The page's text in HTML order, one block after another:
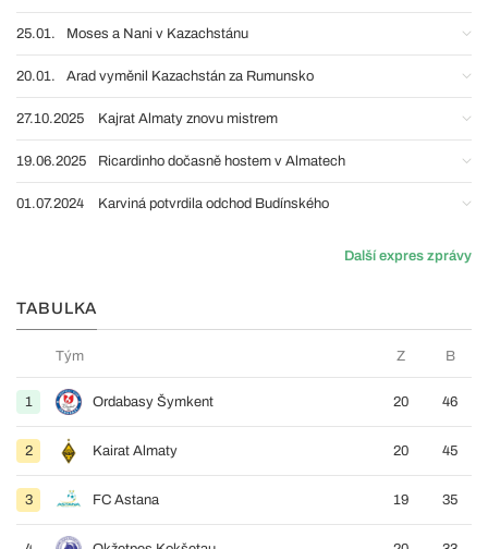
25.01. Moses a Nani v Kazachstánu
20.01. Arad vyměnil Kazachstán za Rumunsko
27.10.2025 Kajrat Almaty znovu mistrem
19.06.2025 Ricardinho dočasně hostem v Almatech
01.07.2024 Karviná potvrdila odchod Budínského
Další expres zprávy
TABULKA
Tým Z B
1 Ordabasy Šymkent 20 46
2 Kairat Almaty 20 45
3 FC Astana 19 35